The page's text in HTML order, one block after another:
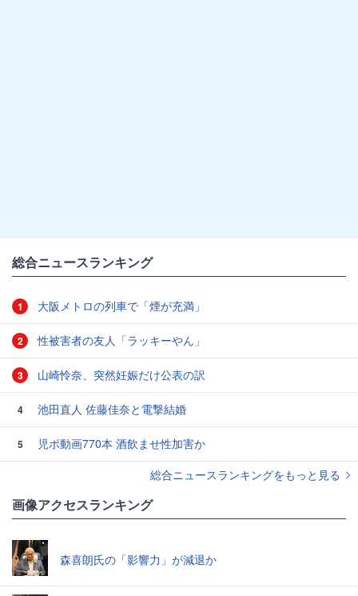
総合ニュースランキング
1 大阪メトロの列車で「煙が充満」
2 性被害者の友人「ラッキーやん」
3 山崎怜奈、突然妊娠だけ公表の訳
4 池田直人 佐藤佳奈と電撃結婚
5
児ポ動画770本 酒飲ませ性加害か
総合ニュースランキングをもっと見る
画像アクセスランキング
森喜朗氏の「影響力」が減退か